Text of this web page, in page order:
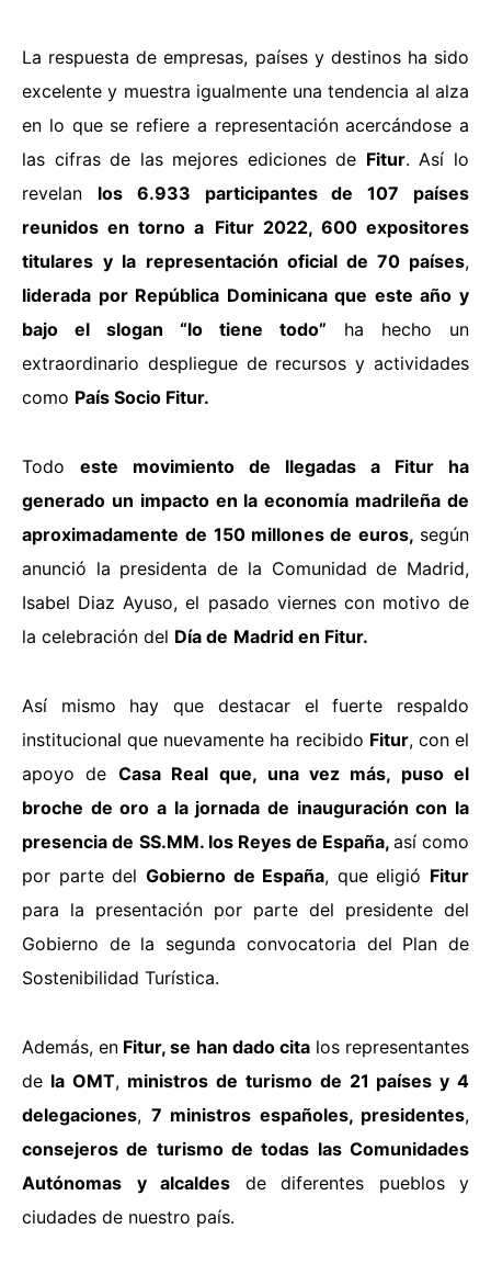
La respuesta de empresas, países y destinos ha sido
excelente y muestra igualmente una tendencia al alza
en lo que se refiere a representación acercándose a
las cifras de las mejores ediciones de Fitur. Así lo
revelan los 6.933 participantes de 107 países
reunidos en torno a Fitur 2022, 600 expositores
titulares y la representación oficial de 70 países,
liderada por República Dominicana que este año y
bajo el slogan “lo tiene todo” ha hecho un
extraordinario despliegue de recursos y actividades
como País Socio Fitur.
Todo este movimiento de llegadas a Fitur ha
generado un impacto en la economía madrileña de
aproximadamente de 150 millones de euros, según
anunció la presidenta de la Comunidad de Madrid,
Isabel Diaz Ayuso, el pasado viernes con motivo de
la celebración del Día de Madrid en Fitur.
Así mismo hay que destacar el fuerte respaldo
institucional que nuevamente ha recibido Fitur, con el
apoyo de Casa Real que, una vez más, puso el
broche de oro a la jornada de inauguración con la
presencia de SS.MM. los Reyes de España, así como
por parte del Gobierno de España, que eligió Fitur
para la presentación por parte del presidente del
Gobierno de la segunda convocatoria del Plan de
Sostenibilidad Turística.
Además, en Fitur, se han dado citalos representantes
de la OMT, ministros de turismo de 21 países y 4
delegaciones, 7 ministros españoles, presidentes,
consejeros de turismo de todas las Comunidades
Autónomas
y alcaldes de diferentes pueblos y
ciudades de nuestro país.